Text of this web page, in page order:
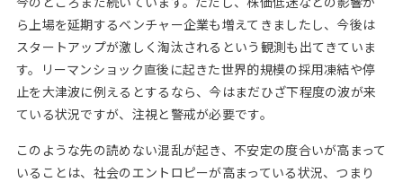
ら上場を延期するベンチャー企業も増えてきましたし、今後は
スタートアップが激しく淘汰されるという観測も出てきていま
す。リーマンショック直後に起きた世界的規模の採用凍結や停
止を大津波に例えるとするなら、今はまだひざ下程度の波が来
ている状況ですが、注視と警戒が必要です。
このような先の読めない混乱が起き、不安定の度合いが高まって
いることは、社会のエントロピーが高まっている状況、つまり